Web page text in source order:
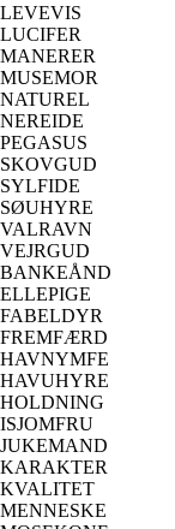
LEVEVIS
LUCIFER
MANERER
MUSEMOR
NATUREL
NEREIDE
PEGASUS
SKOVGUD
SYLFIDE
SØUHYRE
VALRAVN
VEJRGUD
BANKEÅND
ELLEPIGE
FABELDYR
FREMFÆRD
HAVNYMFE
HAVUHYRE
HOLDNING
ISJOMFRU
JUKEMAND
KARAKTER
KVALITET
MENNESKE